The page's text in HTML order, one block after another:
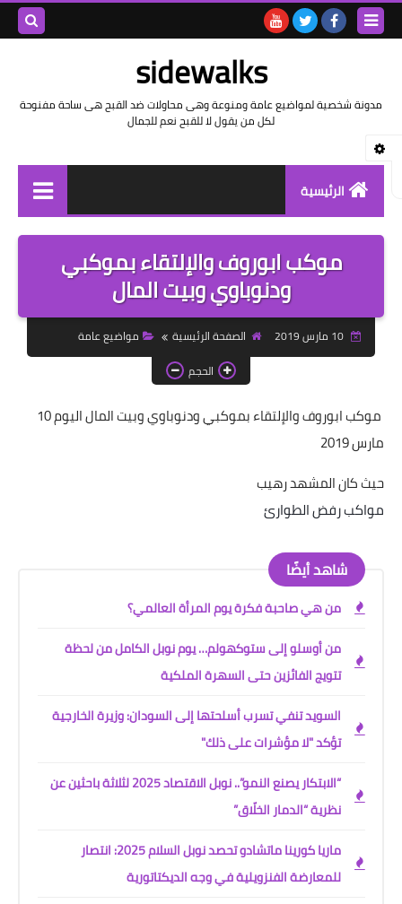
sidewalks
مدونة شخصية لمواضيع عامة ومنوعة وهى محاولات ضد القبح هى ساحة مفنوحة
لكل من يقول لا للقبح نعم للجمال
الرئيسية
توثيق وتاريخ
بيانات
تقارير
خواطر بالعامية
خواطر بالفصحى
خواطر قصصية
منوعات
مواضيع عامة
موكب ابوروف والإلتقاء بموكبي
ودنوباوي وبيت المال
10 مارس 2019 الصفحة الرئيسية
مواضيع عامة
الحجم
موكب ابوروف والإلتقاء بموكبي ودنوباوي وبيت المال اليوم 10
مارس 2019
حيث كان المشهد رهيب
مواكب رفض الطوارئ
شاهد أيضًا
من هي صاحبة فكرة يوم المرأة العالمي؟
من أوسلو إلى ستوكهولم… يوم نوبل الكامل من لحظة
تتويج الفائزين حتى السهرة الملكية
السويد تنفي تسرب أسلحتها إلى السودان: وزيرة الخارجية
تؤكد "لا مؤشرات على ذلك"
“الابتكار يصنع النمو”.. نوبل الاقتصاد 2025 لثلاثة باحثين عن
نظرية “الدمار الخلّاق”
ماريا كورينا ماتشادو تحصد نوبل السلام 2025: انتصار
للمعارضة الفنزويلية في وجه الديكتاتورية